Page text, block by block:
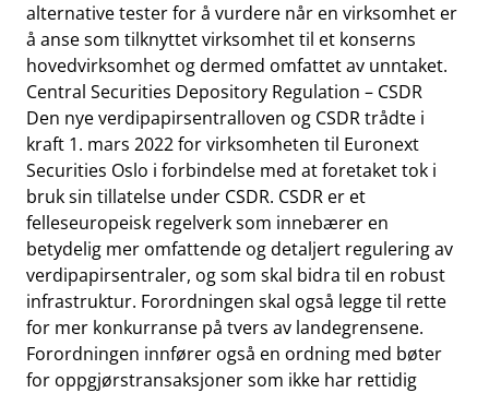
alternative tester for å vurdere når en virksomhet er
å anse som tilknyttet virksomhet til et konserns
hovedvirksomhet og dermed omfattet av unntaket.
Central Securities Depository Regulation – CSDR
Den nye verdipapirsentralloven og CSDR trådte i
kraft 1. mars 2022 for virksomheten til Euronext
Securities Oslo i forbindelse med at foretaket tok i
bruk sin tillatelse under CSDR. CSDR er et
felleseuropeisk regelverk som innebærer en
betydelig mer omfattende og detaljert regulering av
verdipapirsentraler, og som skal bidra til en robust
infrastruktur. Forordningen skal også legge til rette
for mer konkurranse på tvers av landegrensene.
Forordningen innfører også en ordning med bøter
for oppgjørstransaksjoner som ikke har rettidig